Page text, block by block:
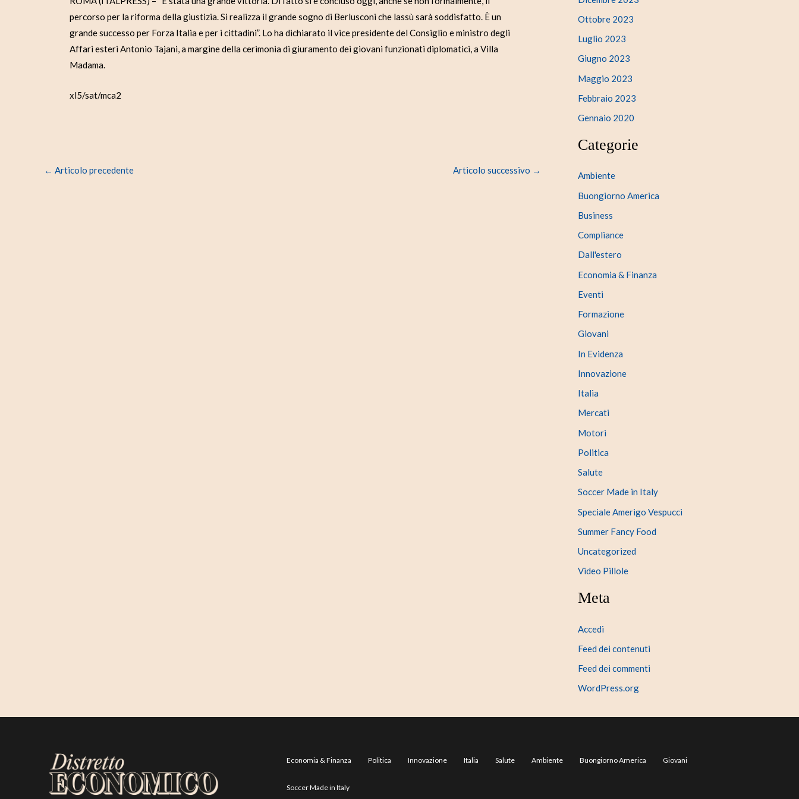
percorso per la riforma della giustizia. Si realizza il grande sogno di Berlusconi che lassù sarà soddisfatto. È un
grande successo per Forza Italia e per i cittadini”. Lo ha dichiarato il vice presidente del Consiglio e ministro degli
Affari esteri Antonio Tajani, a margine della cerimonia di giuramento dei giovani funzionati diplomatici, a Villa
Madama.
xl5/sat/mca2
← Articolo precedente Articolo successivo →
Ottobre 2023
Luglio 2023
Giugno 2023
Maggio 2023
Febbraio 2023
Gennaio 2020
Categorie
Ambiente
Buongiorno America
Business
Compliance
Dall'estero
Economia & Finanza
Eventi
Formazione
Giovani
In Evidenza
Innovazione
Italia
Mercati
Motori
Politica
Salute
Soccer Made in Italy
Speciale Amerigo Vespucci
Summer Fancy Food
Uncategorized
Video Pillole
Meta
Accedi
Feed dei contenuti
Feed dei commenti
WordPress.org
Economia & Finanza Politica Innovazione Italia Salute Ambiente Buongiorno America Giovani
Soccer Made in Italy